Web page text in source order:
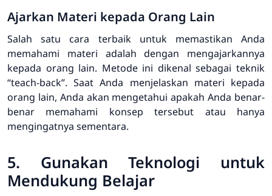
Ajarkan Materi kepada Orang Lain
Salah satu cara terbaik untuk memastikan Anda
memahami materi adalah dengan mengajarkannya
kepada orang lain. Metode ini dikenal sebagai teknik
“teach-back”. Saat Anda menjelaskan materi kepada
orang lain, Anda akan mengetahui apakah Anda benar-
benar memahami konsep tersebut atau hanya
mengingatnya sementara.
5. Gunakan Teknologi untuk
Mendukung Belajar